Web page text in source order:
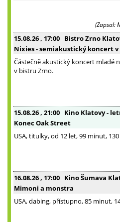
(Zapsal:
15.08.26 , 17:00 Bistro Zrno
Nixies - semiakustický koncert
Částečně akustický koncert mladé
v bistru Zrno.
15.08.26 , 21:00 Kino Klatovy -
Konec Oak Street
USA, titulky, od 12 let, 99 minut, 130
16.08.26 , 17:00 Kino Šumava
Mimoni a monstra
USA, dabing, přístupno, 85 minut,